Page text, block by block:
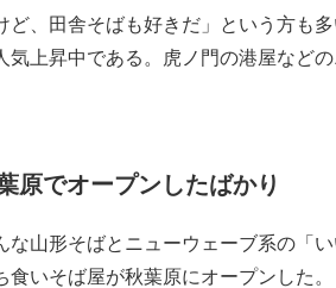
ったからと言って…」サッカー日本代表・
ど、田舎そばも好きだ」という方も
気上昇中である。虎ノ門の港屋など
原でオープンしたばかり
山形そばとニューウェーブ系の「
食いそば屋が秋葉原にオープンした。